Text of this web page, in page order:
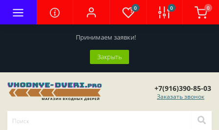
Принимаем заявки!
Закрыть
0 0 0
+7(916)390-85-03
Заказать звонок